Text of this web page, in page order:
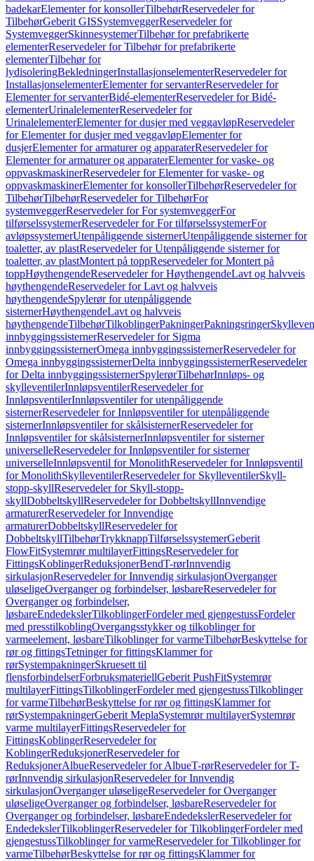
badekarElementer for konsollerTilbehørReservedeler for
TilbehørGeberit GISSystemveggerReservedeler for
SystemveggerSkinnesystemerTilbehør for prefabrikerte
elementerReservedeler for Tilbehør for prefabrikerte
elementerTilbehør for
lydisoleringBekledningerInstallasjonselementerReservedeler for
InstallasjonselementerElementer for servanterReservedeler for
Elementer for servanterBidé-elementerReservedeler for Bidé-
elementerUrinalelementerReservedeler for
UrinalelementerElementer for dusjer med veggavløpReservedeler
for Elementer for dusjer med veggavløpElementer for
dusjerElementer for armaturer og apparaterReservedeler for
Elementer for armaturer og apparaterElementer for vaske- og
oppvaskmaskinerReservedeler for Elementer for vaske- og
oppvaskmaskinerElementer for konsollerTilbehørReservedeler for
TilbehørTilbehørReservedeler for TilbehørFor
systemveggerReservedeler for For systemveggerFor
tilførselssystemerReservedeler for For tilførselssystemerFor
avløpssystemerUtenpåliggende sisternerUtenpåliggende sisterner for
toaletter, av plastReservedeler for Utenpåliggende sisterner for
toaletter, av plastMontert på toppReservedeler for Montert på
toppHøythengendeReservedeler for HøythengendeLavt og halvveis
høythengendeReservedeler for Lavt og halvveis
høythengendeSpylerør for utenpåliggende
sisternerHøythengendeLavt og halvveis
høythengendeTilbehørTilkoblingerPakningerPakningsringer
innbyggingssisternerReservedeler for Sigma
innbyggingssisternerOmega innbyggingssisternerReservedeler for
Omega innbyggingssisternerDelta innbyggingssisternerReservedeler
for Delta innbyggingssisternerSpylerørTilbehørInnløps- og
skylleventilerInnløpsventilerReservedeler for
InnløpsventilerInnløpsventiler for utenpåliggende
sisternerReservedeler for Innløpsventiler for utenpåliggende
sisternerInnløpsventiler for skålsisternerReservedeler for
Innløpsventiler for skålsisternerInnløpsventiler for sisterner
universelleReservedeler for Innløpsventiler for sisterner
universelleInnløpsventil for MonolithReservedeler for Innløpsventil
for MonolithSkylleventilerReservedeler for SkylleventilerSkyll-
stopp-skyllReservedeler for Skyll-stopp-
skyllDobbeltskyllReservedeler for DobbeltskyllInnvendige
armaturerReservedeler for Innvendige
armaturerDobbeltskyllReservedeler for
DobbeltskyllTilbehørTrykknappTilførselssystemerGeberit
FlowFitSystemrør multilayerFittingsReservedeler for
FittingsKoblingerReduksjonerBendT-rørInnvendig
sirkulasjonReservedeler for Innvendig sirkulasjonOverganger
uløseligeOverganger og forbindelser, løsbareReservedeler for
Overganger og forbindelser,
løsbareEndedekslerTilkoblingerFordeler med gjengestussFordeler
med presstilkoblingOvergangsstykker og tilkoblinger for
varmeelement, løsbareTilkoblinger for varmeTilbehørBeskyttelse for
rør og fittingsTetninger for fittingsKlammer for
rørSystempakningerSkruesett til
flensforbindelserForbruksmateriellGeberit PushFitSystemrør
multilayerFittingsTilkoblingerFordeler med gjengestussTilkoblinger
for varmeTilbehørBeskyttelse for rør og fittingsKlammer for
rørSystempakningerGeberit MeplaSystemrør multilayerSystemrør
varme multilayerFittingsReservedeler for
FittingsKoblingerReservedeler for
KoblingerReduksjonerReservedeler for
ReduksjonerAlbueReservedeler for AlbueT-rørReservedeler for T-
rørInnvendig sirkulasjonReservedeler for Innvendig
sirkulasjonOverganger uløseligeReservedeler for Overganger
uløseligeOverganger og forbindelser, løsbareReservedeler for
Overganger og forbindelser, løsbareEndedekslerReservedeler for
EndedekslerTilkoblingerReservedeler for TilkoblingerFordeler med
gjengestussTilkoblinger for varmeReservedeler for Tilkoblinger for
varmeTilbehørBeskyttelse for rør og fittingsKlammer for